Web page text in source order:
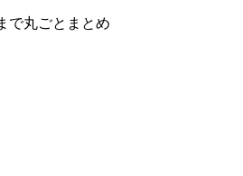
で丸ごとまとめ